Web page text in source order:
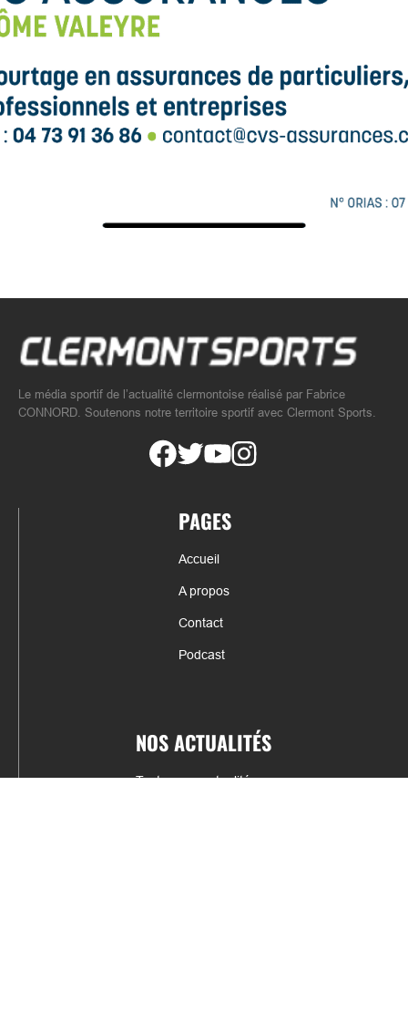
Le média sportif de l’actualité clermontoise réalisé par Fabrice
CONNORD. Soutenons notre territoire sportif avec Clermont Sports.
PAGES
Accueil
A propos
Contact
Podcast
NOS ACTUALITÉS
Toutes nos actualités